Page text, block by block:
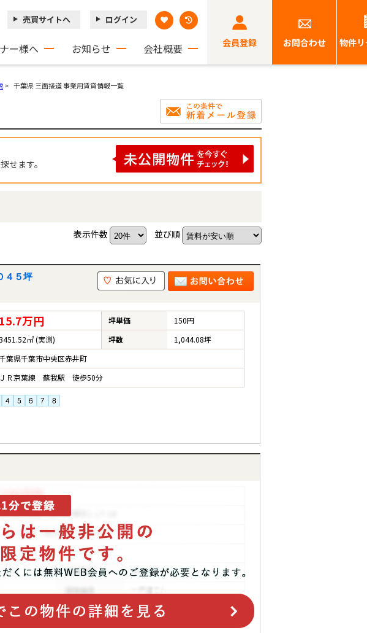
売買サイトへ ログイン
ー様へ お知らせ 会社概要 会員登録 お問合わせ 物件
> 千葉県 三面接道 事業用賃貸情報一覧
せます。
表示件数 並び順
４５坪
15.7万円 坪単価
150円
㎡ (実測) 坪数
1,044.08坪
葉県千葉市中央区赤井町
ＪＲ京葉線 蘇我駅 徒歩50分